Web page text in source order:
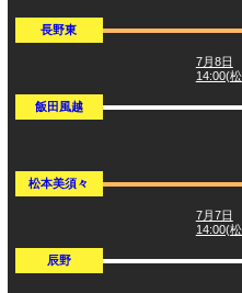
長野東
飯田風越
松本美須々
辰野
7月8日
14:00(
7月7日
14:00(